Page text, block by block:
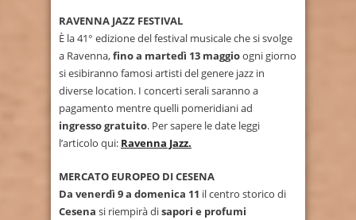
RAVENNA JAZZ FESTIVAL
È la 41° edizione del festival musicale che si svolge
a Ravenna,fino a martedì 13 maggioogni giorno
si esibiranno famosi artisti del genere jazz in
diverse location. I concerti serali saranno a
pagamento mentre quelli pomeridiani ad
ingresso gratuito. Per sapere le date leggi
l’articolo qui: Ravenna Jazz.
MERCATO EUROPEO DI CESENA
Da venerdì 9 a domenica 11 il centro storico di
Cesena si riempirà disapori e profumi